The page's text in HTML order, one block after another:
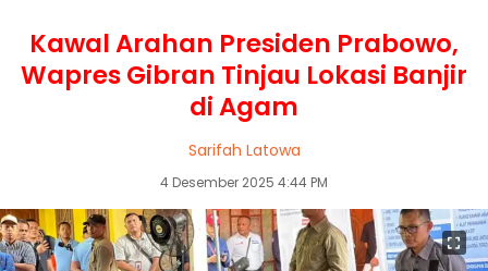
Kawal Arahan Presiden Prabowo,
Wapres Gibran Tinjau Lokasi Banjir
di Agam
Sarifah Latowa
4 Desember 2025 4:44 PM